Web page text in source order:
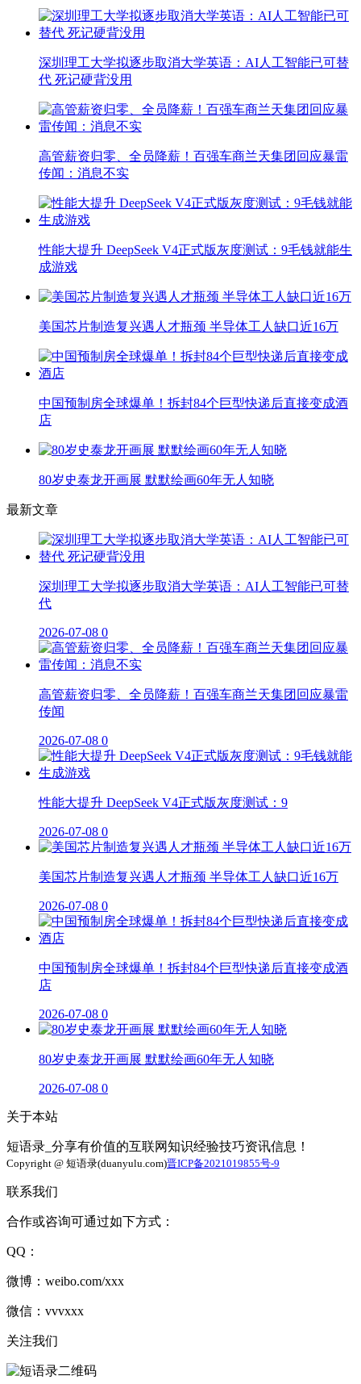
深圳理工大学拟逐步取消大学英语：AI人工智能已可替
代 死记硬背没用
高管薪资归零、全员降薪！百强车商兰天集团回应暴雷
传闻：消息不实
性能大提升 DeepSeek V4正式版灰度测试：9毛钱就能生
成游戏
美国芯片制造复兴遇人才瓶颈 半导体工人缺口近16万
中国预制房全球爆单！拆封84个巨型快递后直接变成酒
店
80岁史泰龙开画展 默默绘画60年无人知晓
最新文章
深圳理工大学拟逐步取消大学英语：AI人工智能已可替
代
2026-07-08 0
高管薪资归零、全员降薪！百强车商兰天集团回应暴雷
传闻
2026-07-08 0
性能大提升 DeepSeek V4正式版灰度测试：9
2026-07-08 0
美国芯片制造复兴遇人才瓶颈 半导体工人缺口近16万
2026-07-08 0
中国预制房全球爆单！拆封84个巨型快递后直接变成酒
店
2026-07-08 0
80岁史泰龙开画展 默默绘画60年无人知晓
2026-07-08 0
关于本站
短语录_分享有价值的互联网知识经验技巧资讯信息！
Copyright @ 短语录(duanyulu.com)晋ICP备2021019855号-9
联系我们
合作或咨询可通过如下方式：
QQ：
微博：weibo.com/xxx
微信：vvvxxx
关注我们